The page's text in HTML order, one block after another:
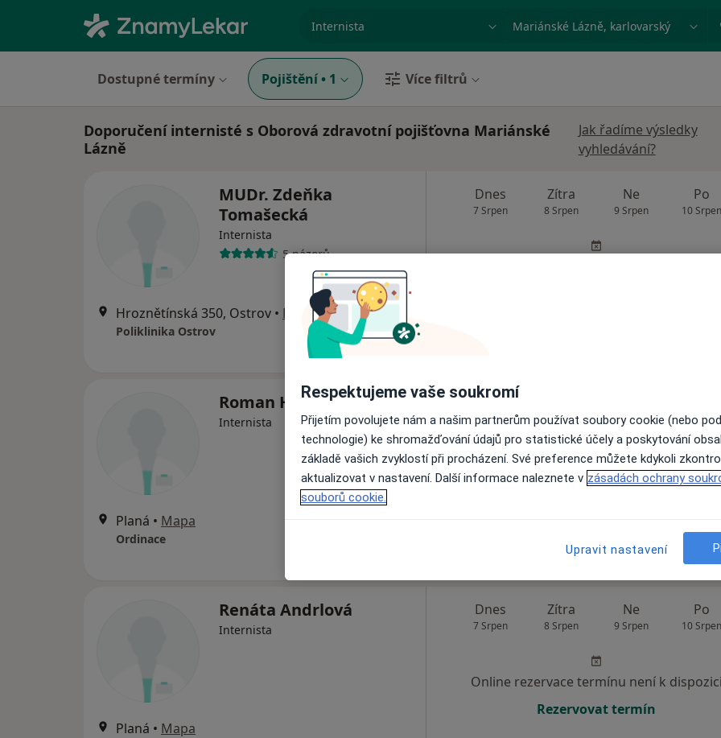
Město nebo region
Dostupné termíny Pojištění • 1 Více filtrů
Doporučení internisté s Oborová zdravotní pojišťovna Mariánské
Lázně
Jak řadíme výsledky
vyhledávání?
MUDr. Zdeňka
Tomašecká
Internista
5 názorů
Hroznětínská 350, Ostrov • Mapa
Poliklinika Ostrov
Dnes
7 Srpen
Zítra
8 Srpen
Ne
9 Srpen
Po
10 Srpen
Roman Hranička
Internista
Planá • Mapa
Ordinace
Dnes
7 Srpen 8 Srpen 9 Srpen 10
Online rezervace termínu není k
Renáta Andrlová
Internista
Planá • Mapa
Dnes
7 Srpen
Zítra
8 Srpen
Ne
9 Srpen
Po
10 Srpen
Online rezervace termínu není k dispozici
Rezervovat termín
Respektujeme vaše soukromí
Přijetím povolujete nám a našim partnerům používat soubory cookie (nebo
technologie) ke shromažďování údajů pro statistické účely a poskytování
základě vašich zvyklostí při procházení. Své preference můžete kdykoli
aktualizovat v nastavení. Další informace naleznete v zásadách ochrany
souborů cookie.
Upravit nastavení